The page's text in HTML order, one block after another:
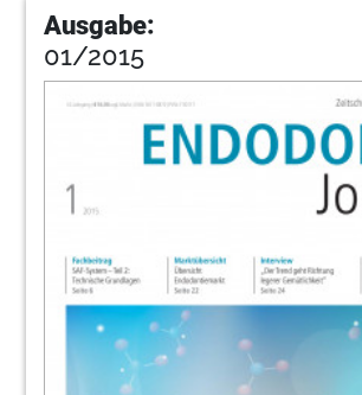
Ausgabe:
01/2015